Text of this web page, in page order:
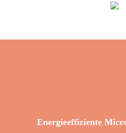
Energieeffiziente